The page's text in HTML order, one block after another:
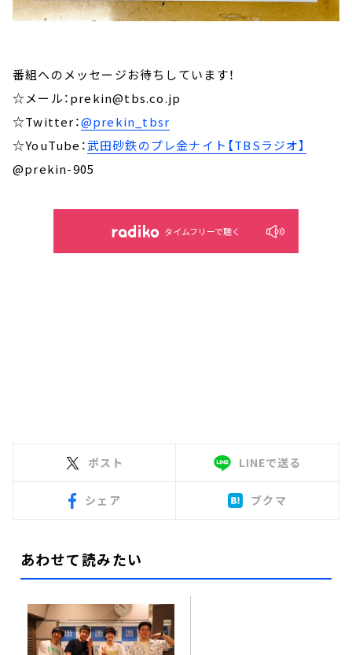
番組へのメッセージお待ちしています！
☆メール：prekin@tbs.co.jp
☆Twitter：@prekin_tbsr
☆YouTube：武田砂鉄のプレ金ナイト【TBSラジオ】
@prekin-905
タイムフリーで聴く
ポスト LINEで送る
シェア ブクマ
あわせて読みたい